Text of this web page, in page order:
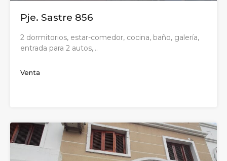
Pje. Sastre 856
2 dormitorios, estar-comedor, cocina, baño, galería,
entrada para 2 autos,…
Venta